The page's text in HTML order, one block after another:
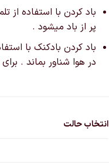
باد کردن با استفاده از
پر از باد میشود .
باد کردن بادکنک با
در هوا شناور بماند .
انتخاب حالت